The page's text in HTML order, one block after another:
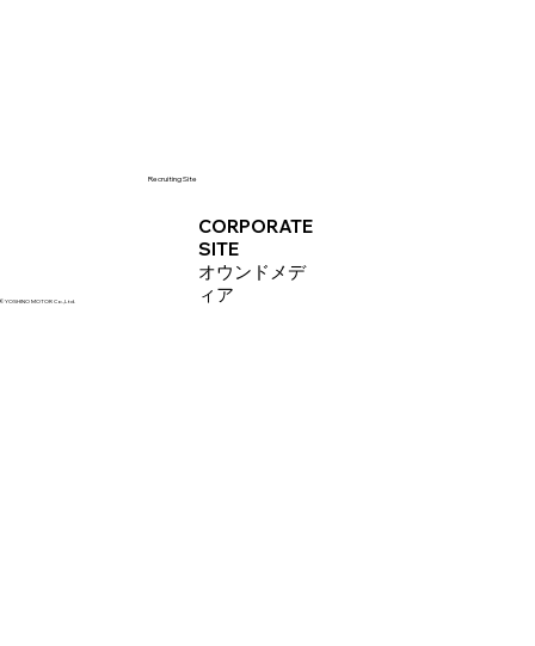
Recruiting Site
CORPORATE
SITE
オウンドメデ
ィア
MOTOR Co.,Ltd.